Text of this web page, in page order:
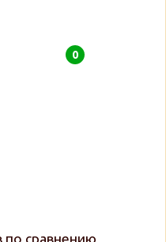
0
по сравнению